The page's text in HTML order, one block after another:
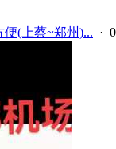
便(上蔡~郑州)... ·